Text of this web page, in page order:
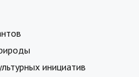
инициатив